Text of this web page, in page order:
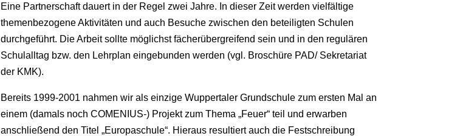
Eine Partnerschaft dauert in der Regel zwei Jahre. In dieser Zeit werden vielfältige
themenbezogene Aktivitäten und auch Besuche zwischen den beteiligten Schulen
durchgeführt. Die Arbeit sollte möglichst fächerübergreifend sein und in den regulären
Schulalltag bzw. den Lehrplan eingebunden werden (vgl. Broschüre PAD/ Sekretariat
der KMK).
Bereits 1999-2001 nahmen wir als einzige Wuppertaler Grundschule zum ersten Mal an
einem (damals noch COMENIUS-) Projekt zum Thema „Feuer“ teil und erwarben
anschließend den Titel „Europaschule“. Hieraus resultiert auch die Festschreibung